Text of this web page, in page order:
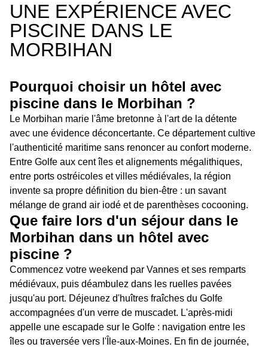
UNE EXPÉRIENCE AVEC
PISCINE DANS LE
MORBIHAN
Pourquoi choisir un hôtel avec
piscine dans le Morbihan ?
Le Morbihan marie l'âme bretonne à l'art de la détente
avec une évidence déconcertante. Ce département cultive
l'authenticité maritime sans renoncer au confort moderne.
Entre Golfe aux cent îles et alignements mégalithiques,
entre ports ostréicoles et villes médiévales, la région
invente sa propre définition du bien-être : un savant
mélange de grand air iodé et de parenthèses cocooning.
Que faire lors d'un séjour dans le
Morbihan dans un hôtel avec
piscine ?
Commencez votre weekend par Vannes et ses remparts
médiévaux, puis déambulez dans les ruelles pavées
jusqu'au port. Déjeunez d'huîtres fraîches du Golfe
accompagnées d'un verre de muscadet. L'après-midi
appelle une escapade sur le Golfe : navigation entre les
îles ou traversée vers l'Île-aux-Moines. En fin de journée,